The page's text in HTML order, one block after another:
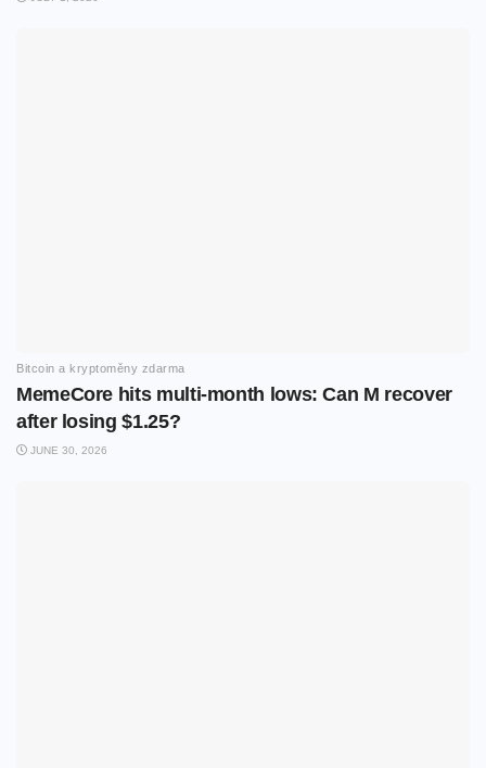
Bitcoin a kryptoměny zdarma
MemeCore hits multi-month lows: Can M recover
after losing $1.25?
JUNE 30, 2026